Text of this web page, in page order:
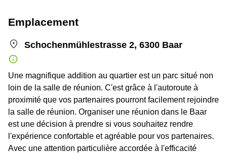
Emplacement
Schochenmühlestrasse 2, 6300 Baar
Une magnifique addition au quartier est un parc situé non
loin de la salle de réunion. C'est grâce à l'autoroute à
proximité que vos partenaires pourront facilement rejoindre
la salle de réunion. Organiser une réunion dans le Baar
est une décision à prendre si vous souhaitez rendre
l'expérience confortable et agréable pour vos partenaires.
Avec une attention particulière accordée à l'efficacité